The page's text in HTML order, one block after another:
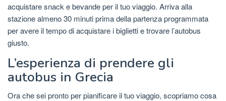
acquistare snack e bevande per il tuo viaggio. Arriva alla
stazione almeno 30 minuti prima della partenza programmata
per avere il tempo di acquistare i biglietti e trovare l’autobus
giusto.
L’esperienza di prendere gli
autobus in Grecia
Ora che sei pronto per pianificare il tuo viaggio, scopriamo cosa